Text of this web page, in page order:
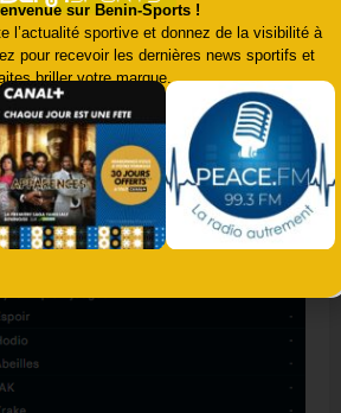
sur Benin-Sports !
l’actualité sportive et donnez de la visibilité à
pour recevoir les dernières news sportifs et
briller votre marque.